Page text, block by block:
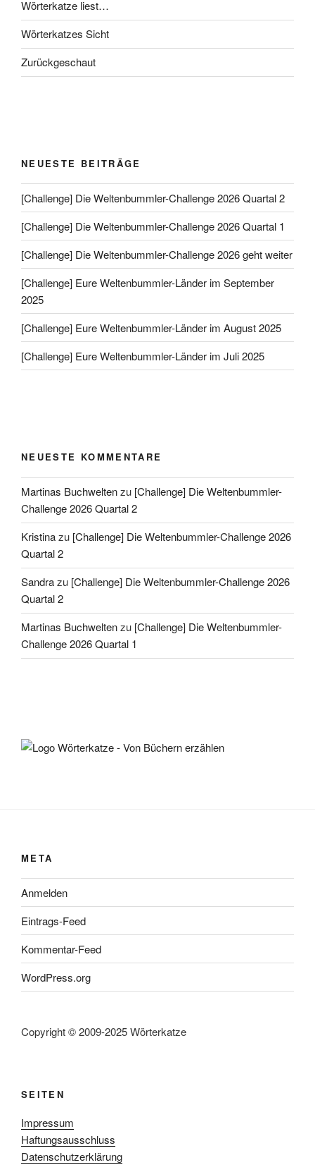
Wörterkatze liest…
Wörterkatzes Sicht
Zurückgeschaut
NEUESTE BEITRÄGE
[Challenge] Die Weltenbummler-Challenge 2026 Quartal 2
[Challenge] Die Weltenbummler-Challenge 2026 Quartal 1
[Challenge] Die Weltenbummler-Challenge 2026 geht weiter
[Challenge] Eure Weltenbummler-Länder im September
2025
[Challenge] Eure Weltenbummler-Länder im August 2025
[Challenge] Eure Weltenbummler-Länder im Juli 2025
NEUESTE KOMMENTARE
Martinas Buchweltenzu [Challenge] Die Weltenbummler-
Challenge 2026 Quartal 2
Kristinazu [Challenge] Die Weltenbummler-Challenge 2026
Quartal 2
Sandrazu [Challenge] Die Weltenbummler-Challenge 2026
Quartal 2
Martinas Buchweltenzu [Challenge] Die Weltenbummler-
Challenge 2026 Quartal 1
META
Anmelden
Eintrags-Feed
Kommentar-Feed
WordPress.org
Copyright © 2009-2025 Wörterkatze
SEITEN
Impressum
Haftungsausschluss
Datenschutzerklärung